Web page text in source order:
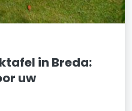
in Breda:
uw